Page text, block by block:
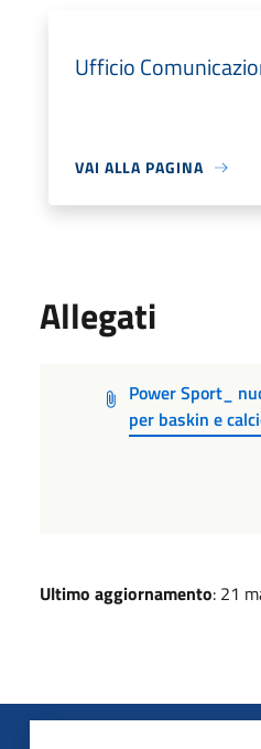
Ufficio
VAI ALLA PAGINA
Allegati
Power Sport_
per baskin e
Ultimo aggiornamento: 21